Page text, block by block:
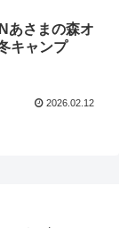
さまの森オ
キャンプ
2026.02.12